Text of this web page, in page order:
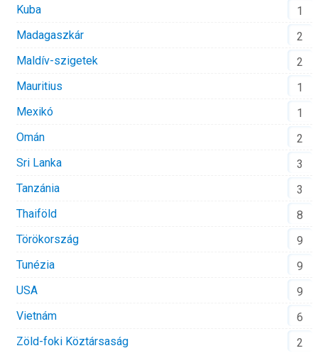
Kuba
1
Madagaszkár
2
Maldív-szigetek
2
Mauritius
1
Mexikó
1
Omán
2
Sri Lanka
3
Tanzánia
3
Thaiföld
8
Törökország
9
Tunézia
9
USA
9
Vietnám
6
Zöld-foki Köztársaság
2